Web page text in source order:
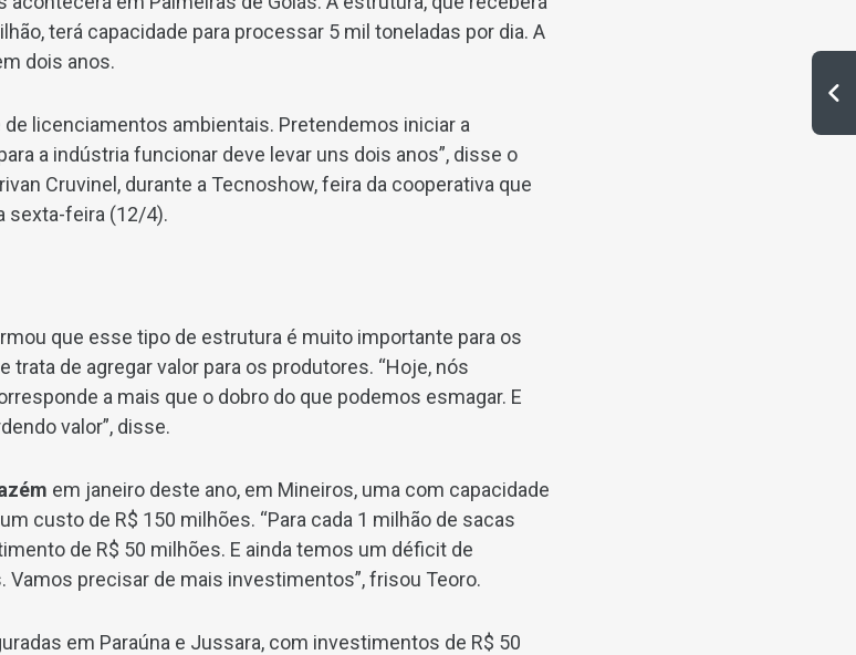
terá capacidade para processar 5 mil toneladas por dia. A
dois anos.
licenciamentos ambientais. Pretendemos iniciar a
a indústria funcionar deve levar uns dois anos”, disse o
Cruvinel, durante a Tecnoshow, feira da cooperativa que
sexta-feira (12/4).
que esse tipo de estrutura é muito importante para os
de agregar valor para os produtores. “Hoje, nós
a mais que o dobro do que podemos esmagar. E
valor”, disse.
em janeiro deste ano, em Mineiros, uma com capacidade
custo de R$ 150 milhões. “Para cada 1 milhão de sacas
de R$ 50 milhões. E ainda temos um déficit de
Vamos precisar de mais investimentos”, frisou Teoro.
em Paraúna e Jussara, com investimentos de R$ 50